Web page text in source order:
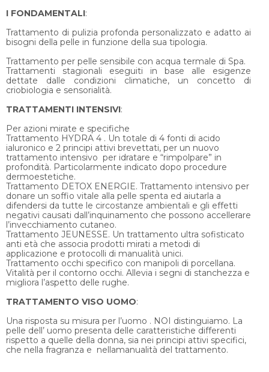
I FONDAMENTALI:
Trattamento di pulizia profonda personalizzato e adatto ai
bisogni della pelle in funzione della sua tipologia.
Trattamento per pelle sensibile con acqua termale di Spa.
Trattamenti stagionali eseguiti in base alle esigenze
dettate dalle condizioni climatiche, un concetto di
criobiologia e sensorialità.
TRATTAMENTI INTENSIVI:
Per azioni mirate e specifiche
Trattamento HYDRA 4 . Un totale di 4 fonti di acido
ialuronico e 2 principi attivi brevettati, per un nuovo
trattamento intensivo per idratare e “rimpolpare” in
profondità. Particolarmente indicato dopo procedure
dermoestetiche.
Trattamento DETOX ENERGIE. Trattamento intensivo per
donare un soffio vitale alla pelle spenta ed aiutarla a
difendersi da tutte le circostanze ambientali e gli effetti
negativi causati dall’inquinamento che possono accellerare
l’invecchiamento cutaneo.
Trattamento JEUNESSE. Un trattamento ultra sofisticato
anti età che associa prodotti mirati a metodi di
applicazione e protocolli di manualità unici.
Trattamento occhi specifico con manipoli di porcellana.
Vitalità per il contorno occhi. Allevia i segni di stanchezza e
migliora l’aspetto delle rughe.
TRATTAMENTO VISO UOMO:
Una risposta su misura per l’uomo . NOI distinguiamo. La
pelle dell’ uomo presenta delle caratteristiche differenti
rispetto a quelle della donna, sia nei principi attivi specifici,
che nella fragranza e nellamanualità del trattamento.